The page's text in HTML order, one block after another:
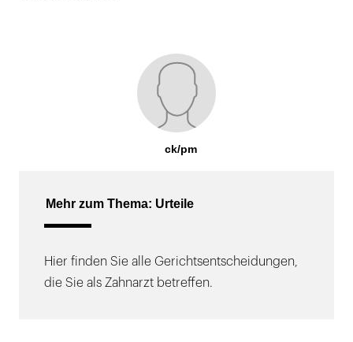
ck/pm
Mehr zum Thema: Urteile
Hier finden Sie alle Gerichtsentscheidungen,
die Sie als Zahnarzt betreffen.